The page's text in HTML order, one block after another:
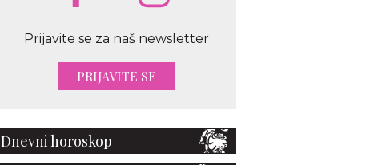
Prijavite se za naš newsletter
PRIJAVITE SE
Dnevni horoskop